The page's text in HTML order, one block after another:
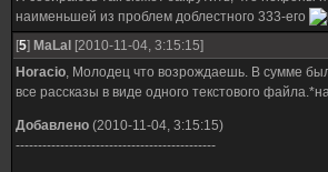
наименьшей из проблем доблестного 333-его
[5] MaLal [2010-11-04, 3:15:15]
Horacio, Молодец что возрождаешь. В сумме
все рассказы в виде одного текстового
Добавлено (2010-11-04, 3:15:15)
---------------------------------------------